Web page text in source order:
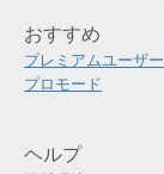
おすすめ
プレミアムユーザー
プロモード
ヘルプ